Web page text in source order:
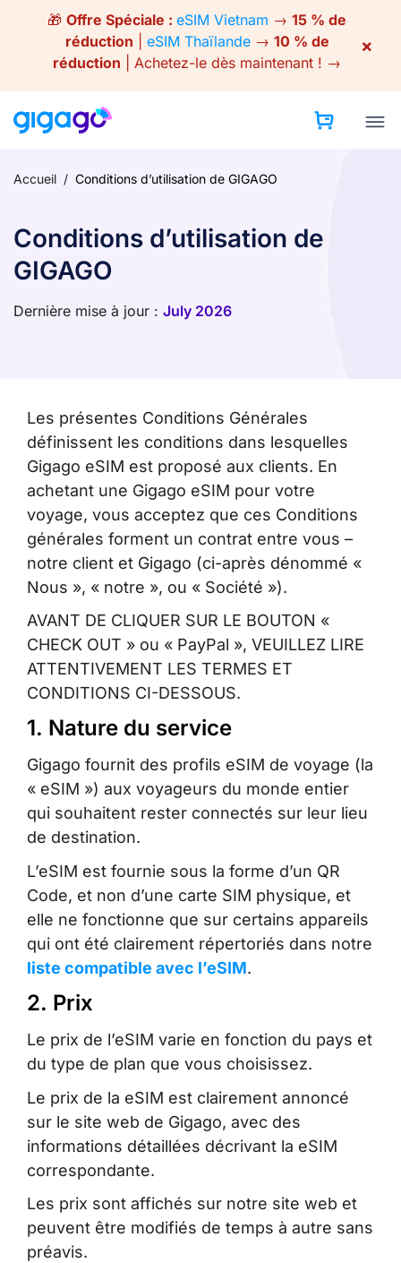
🎁 Offre Spéciale : eSIM Vietnam → 15 % de
réduction
eSIM Thaïlande→ 10 % de
réduction
Achetez-le dès maintenant ! →
×
Accueil / Conditions d’utilisation de GIGAGO
Conditions d’utilisation de
GIGAGO
Dernière mise à jour : July 2026
Les présentes Conditions Générales
définissent les conditions dans lesquelles
Gigago eSIM est proposé aux clients. En
achetant une Gigago eSIM pour votre
voyage, vous acceptez que ces Conditions
générales forment un contrat entre vous –
notre client et Gigago (ci-après dénommé «
Nous », « notre », ou « Société »).
AVANT DE CLIQUER SUR LE BOUTON «
CHECK OUT » ou « PayPal », VEUILLEZ LIRE
ATTENTIVEMENT LES TERMES ET
CONDITIONS CI-DESSOUS.
1. Nature du service
Gigago fournit des profils eSIM de voyage (la
« eSIM ») aux voyageurs du monde entier
qui souhaitent rester connectés sur leur lieu
de destination.
L’eSIM est fournie sous la forme d’un QR
Code, et non d’une carte SIM physique, et
elle ne fonctionne que sur certains appareils
qui ont été clairement répertoriés dans notre
liste compatible avec l’eSIM.
2. Prix
Le prix de l’eSIM varie en fonction du pays et
du type de plan que vous choisissez.
Le prix de la eSIM est clairement annoncé
sur le site web de Gigago, avec des
informations détaillées décrivant la eSIM
correspondante.
Les prix sont affichés sur notre site web et
peuvent être modifiés de temps à autre sans
préavis.